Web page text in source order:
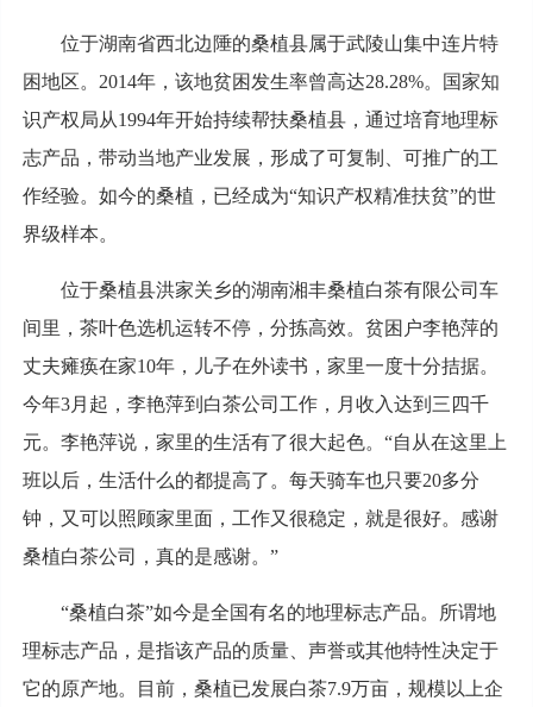
位于湖南省西北边陲的桑植县属于武陵山集中连片特
困地区。2014年，该地贫困发生率曾高达28.28%。国家知
识产权局从1994年开始持续帮扶桑植县，通过培育地理标
志产品，带动当地产业发展，形成了可复制、可推广的工
作经验。如今的桑植，已经成为“知识产权精准扶贫”的世
界级样本。
位于桑植县洪家关乡的湖南湘丰桑植白茶有限公司车
间里，茶叶色选机运转不停，分拣高效。贫困户李艳萍的
丈夫瘫痪在家10年，儿子在外读书，家里一度十分拮据。
今年3月起，李艳萍到白茶公司工作，月收入达到三四千
元。李艳萍说，家里的生活有了很大起色。“自从在这里上
班以后，生活什么的都提高了。每天骑车也只要20多分
钟，又可以照顾家里面，工作又很稳定，就是很好。感谢
桑植白茶公司，真的是感谢。”
“桑植白茶”如今是全国有名的地理标志产品。所谓地
理标志产品，是指该产品的质量、声誉或其他特性决定于
它的原产地。目前，桑植已发展白茶7.9万亩，规模以上企